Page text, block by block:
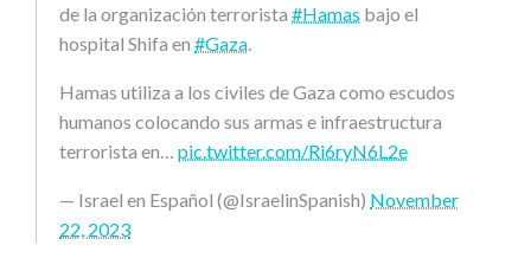
de la organización terrorista #Hamas bajo el
hospital Shifa en #Gaza
Hamas utiliza a los civiles de Gaza como escudos
humanos colocando sus armas e infraestructura
terrorista en… pic.twitter.com/Ri6ryN6L2e
— Israel en Español (@IsraelinSpanish) November
22, 2023